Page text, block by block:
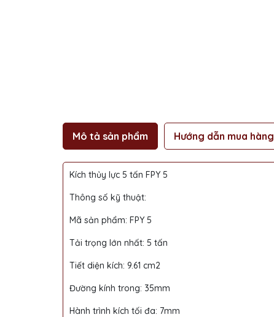
Mô tả sản phẩm Hướng dẫn mua hàng
Kích thủy lực 5 tấn FPY 5
Thông số kỹ thuật:
Mã sản phẩm: FPY 5
Tải trọng lớn nhất: 5 tấn
Tiết diện kích: 9.61 cm2
Đường kính trong: 35mm
Hành trình kích tối đa: 7mm